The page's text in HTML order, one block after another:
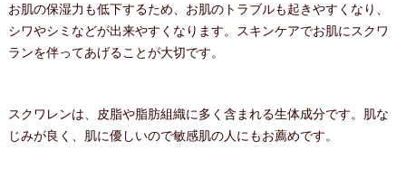
お肌の保湿力も低下するため、お肌のトラブルも起きやすくなり、
シワやシミなどが出来やすくなります。スキンケアでお肌にスクワ
ランを伴ってあげることが大切です。
スクワレンは、皮脂や脂肪組織に多く含まれる生体成分です。肌な
じみが良く、肌に優しいので敏感肌の人にもお薦めです。